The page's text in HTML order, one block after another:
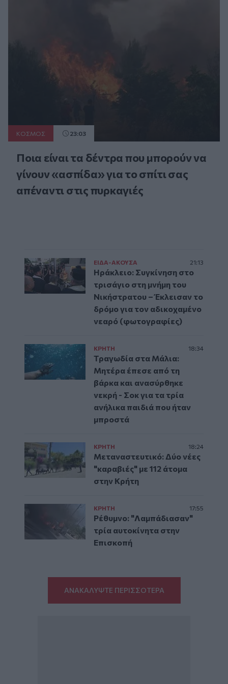
ΚΟΣΜΟΣ 23:03
Ποια είναι τα δέντρα που μπορούν να
γίνουν «ασπίδα» για το σπίτι σας
απέναντι στις πυρκαγιές
ΕΙΔΑ-ΑΚΟΥΣΑ 21:13
Ηράκλειο: Συγκίνηση στο
τρισάγιο στη μνήμη του
Νικήστρατου – Έκλεισαν το
δρόμο για τον αδικοχαμένο
νεαρό (φωτογραφίες)
ΚΡΗΤΗ 18:34
Τραγωδία στα Μάλια:
Μητέρα έπεσε από τη
βάρκα και ανασύρθηκε
νεκρή - Σοκ για τα τρία
ανήλικα παιδιά που ήταν
μπροστά
ΚΡΗΤΗ 18:24
Μεταναστευτικό: Δύο νέες
"καραβιές" με 112 άτομα
στην Κρήτη
ΚΡΗΤΗ 17:55
Ρέθυμνο: "Λαμπάδιασαν"
τρία αυτοκίνητα στην
Επισκοπή
ΑΝΑΚΑΛΥΨΤΕ ΠΕΡΙΣΣΟΤΕΡΑ